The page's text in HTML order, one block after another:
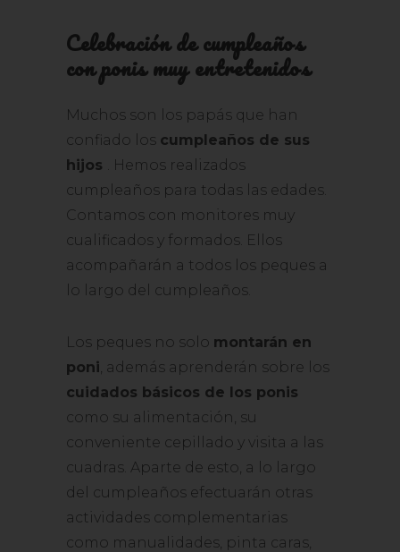
Celebración de cumpleaños
con ponis muy entretenidos
Muchos son los papás que han
confiado los cumpleaños de sus
hijos
. Hemos realizados
cumpleaños para todas las edades.
Contamos con monitores muy
cualificados y formados. Ellos
acompañarán a todos los peques a
lo largo del cumpleaños.
Los peques no solo montarán en
poni, además aprenderán sobre los
cuidados básicos de los ponis
como su alimentación, su
conveniente cepillado y visita a las
cuadras. Aparte de esto, a lo largo
del cumpleaños efectuarán otras
actividades complementarias
como manualidades, pinta caras,